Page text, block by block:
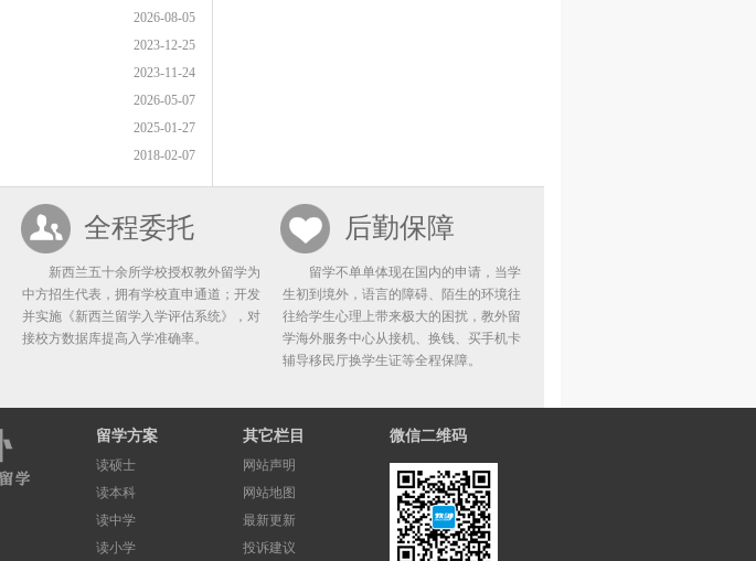
2026-08-05
2023-12-25
2023-11-24
2026-05-07
2025-01-27
2018-02-07
全程委托
新西兰五十余所学校授权教外留学为
中方招生代表，拥有学校直申通道；开发
并实施《新西兰留学入学评估系统》，对
接校方数据库提高入学准确率。
后勤保障
留学不单单体现在国内的申请，当学
生初到境外，语言的障碍、陌生的环境往
往给学生心理上带来极大的困扰，教外留
学海外服务中心从接机、换钱、买手机卡
辅导移民厅换学生证等全程保障。
留学方案
读硕士
读本科
读中学
读小学
其它栏目
网站声明
网站地图
最新更新
投诉建议
微信二维码